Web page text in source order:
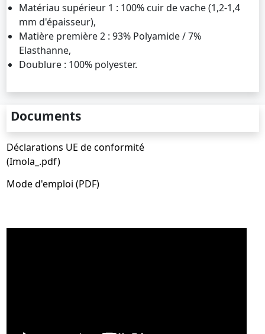
Matériau supérieur 1 : 100% cuir de vache (1,2-1,4
mm d'épaisseur),
Matière première 2 : 93% Polyamide / 7%
Elasthanne,
Doublure : 100% polyester.
Documents
Déclarations UE de conformité
(Imola_.pdf)
Mode d'emploi (PDF)